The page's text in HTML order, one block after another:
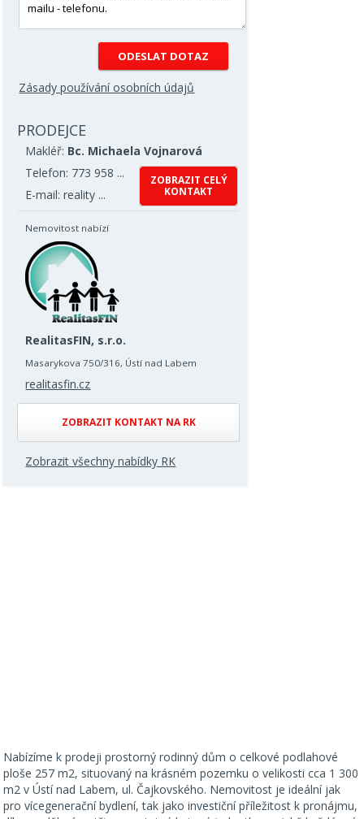
Zásady používání osobních údajů
PRODEJCE
Makléř: Bc. Michaela Vojnarová
Telefon: 773 958 ...
E-mail: reality ...
ZOBRAZIT CELÝ
KONTAKT
Nemovitost nabízí
RealitasFIN, s.r.o.
Masarykova 750/316, Ústí nad Labem
realitasfin.cz
ZOBRAZIT KONTAKT NA RK
Zobrazit všechny nabídky RK
Nabízíme k prodeji prostorný rodinný dům o celkové podlahové
ploše 257 m2, situovaný na krásném pozemku o velikosti cca 1 300
m2 v Ústí nad Labem, ul. Čajkovského. Nemovitost je ideální jak
pro vícegenerační bydlení, tak jako investiční příležitost k pronájmu,